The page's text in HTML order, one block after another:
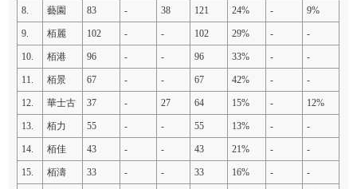
8. 藝園 83 - 38 121 24% - 9%
9. 栢麗 102 - - 102 29% - -
10. 栢港 96 - - 96 33% - -
11. 栢景 67 - - 67 42% - -
12. 華士古 37 - 27 64 15% - 12%
13. 栢力 55 - - 55 13% - -
14. 栢佳 43 - - 43 21% - -
15. 栢濤 33 - - 33 16% - -